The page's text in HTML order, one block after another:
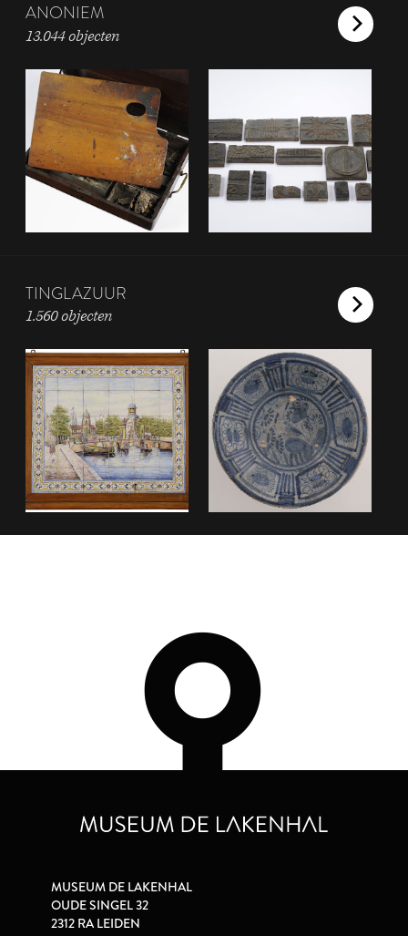
ANONIEM
13.044 objecten
TINGLAZUUR
1.560 objecten
MUSEUM DE LAKENHAL
OUDE SINGEL 32
2312 RA LEIDEN